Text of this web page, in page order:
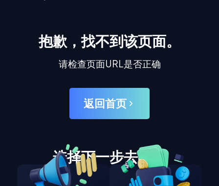
抱歉，找不到该页面。
请检查页面URL是否正确
返回首页
选择下一步去哪里